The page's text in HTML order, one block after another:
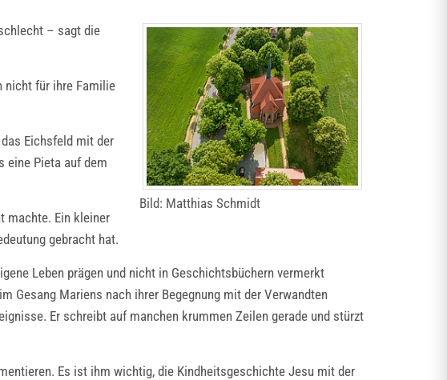
Bild: Matthias Schmidt
– sagt die
nicht für ihre Familie
Eichsfeld mit der
eine Pieta auf dem
machte. Ein kleiner
gebracht hat.
Leben prägen und nicht in Geschichtsbüchern vermerkt
Gesang Mariens nach ihrer Begegnung mit der Verwandten
Er schreibt auf manchen krummen Zeilen gerade und stürzt
Es ist ihm wichtig, die Kindheitsgeschichte Jesu mit der